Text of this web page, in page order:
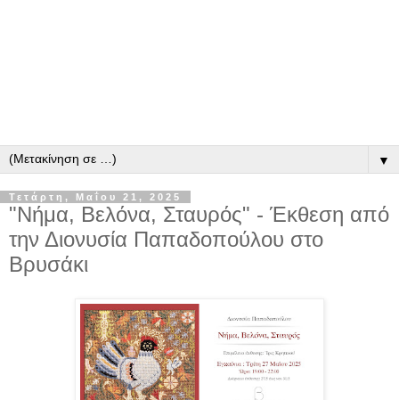
▼
Τετάρτη, Μαΐου 21, 2025
"Νήμα, Βελόνα, Σταυρός" - Έκθεση από
την Διονυσία Παπαδοπούλου στο
Βρυσάκι